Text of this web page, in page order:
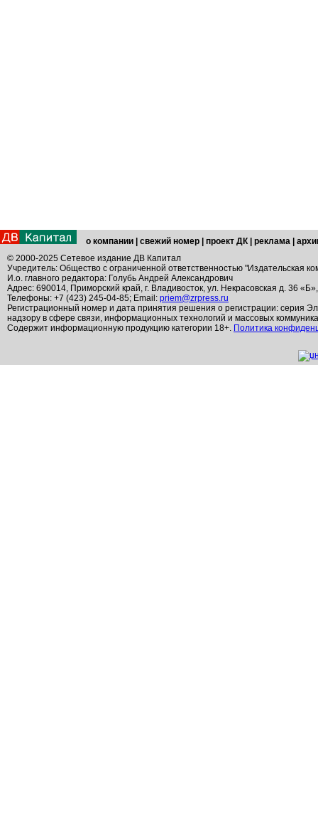
о компании свежий номер проект ДК реклама
© 2000-2025 Сетевое издание ДВ Капитал
Учредитель: Общество с ограниченной ответственностью "Издательская
И.о. главного редактора: Голубь Андрей Александрович
Адрес: 690014, Приморский край, г. Владивосток, ул. Некрасовская д. 36
Телефоны: +7 (423) 245-04-85; Email: priem@zrpress.ru
Регистрационный номер и дата принятия решения о регистрации: серия
надзору в сфере связи, информационных технологий и массовых
Содержит информационную продукцию категории 18+. Политика